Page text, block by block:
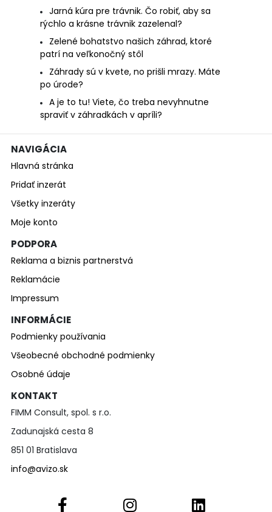
Jarná kúra pre trávnik. Čo robiť, aby sa
rýchlo a krásne trávnik zazelenal?
Zelené bohatstvo našich záhrad, ktoré
patrí na veľkonočný stôl
Záhrady sú v kvete, no prišli mrazy. Máte
po úrode?
A je to tu! Viete, čo treba nevyhnutne
spraviť v záhradkách v apríli?
NAVIGÁCIA
Hlavná stránka
Pridať inzerát
Všetky inzeráty
Moje konto
PODPORA
Reklama a biznis partnerstvá
Reklamácie
Impressum
INFORMÁCIE
Podmienky používania
Všeobecné obchodné podmienky
Osobné údaje
KONTAKT
FIMM Consult, spol. s r.o.
Zadunajská cesta 8
851 01 Bratislava
info@avizo.sk